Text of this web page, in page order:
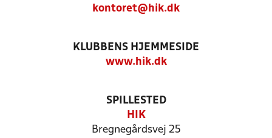
kontoret@hik.dk
KLUBBENS HJEMMESIDE
www.hik.dk
SPILLESTED
HIK
Bregnegårdsvej 25